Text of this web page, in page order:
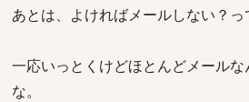
あとは、よければメールしない？っ
一応いっとくけどほとんどメール
な。